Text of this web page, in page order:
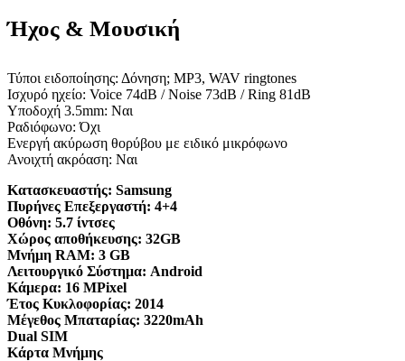
Ήχος & Μουσική
Τύποι ειδοποίησης: Δόνηση; MP3, WAV ringtones
Ισχυρό ηχείο: Voice 74dB / Noise 73dB / Ring 81dB
Υποδοχή 3.5mm: Ναι
Ραδιόφωνο: Όχι
Ενεργή ακύρωση θορύβου με ειδικό μικρόφωνο
Ανοιχτή ακρόαση: Ναι
Κατασκευαστής: Samsung
Πυρήνες Επεξεργαστή: 4+4
Οθόνη: 5.7 ίντσες
Χώρος αποθήκευσης: 32GB
Μνήμη RAM: 3 GB
Λειτουργικό Σύστημα: Android
Κάμερα: 16 MPixel
Έτος Κυκλοφορίας: 2014
Μέγεθος Μπαταρίας: 3220mAh
Dual SIM
Κάρτα Μνήμης